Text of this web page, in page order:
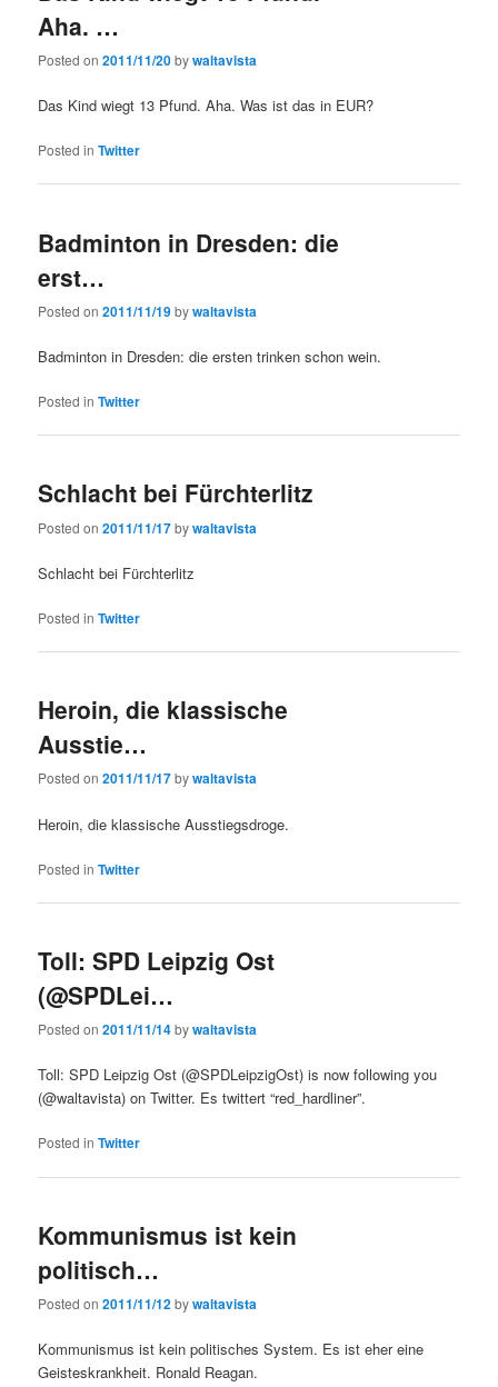
Aha. …
Posted on2011/11/20bywaltavista
Das Kind wiegt 13 Pfund. Aha. Was ist das in EUR?
Posted in Twitter
Badminton in Dresden: die
erst…
Posted on2011/11/19bywaltavista
Badminton in Dresden: die ersten trinken schon wein.
Posted in Twitter
Schlacht bei Fürchterlitz
Posted on2011/11/17bywaltavista
Schlacht bei Fürchterlitz
Posted in Twitter
Heroin, die klassische
Ausstie…
Posted on2011/11/17bywaltavista
Heroin, die klassische Ausstiegsdroge.
Posted in Twitter
Toll: SPD Leipzig Ost
(@SPDLei…
Posted on2011/11/14bywaltavista
Toll: SPD Leipzig Ost (@SPDLeipzigOst) is now following you
(@waltavista) on Twitter. Es twittert “red_hardliner”.
Posted in Twitter
Kommunismus ist kein
politisch…
Posted on2011/11/12bywaltavista
Kommunismus ist kein politisches System. Es ist eher eine
Geisteskrankheit. Ronald Reagan.